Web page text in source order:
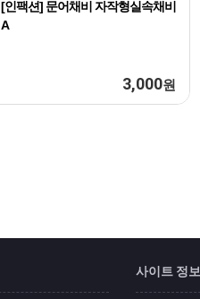
[인팩션] 문어채비 자작형실속채비
A
3,000원
사이트 정보